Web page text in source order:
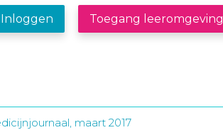
Inloggen Toegang leeromgeving
maart 2017